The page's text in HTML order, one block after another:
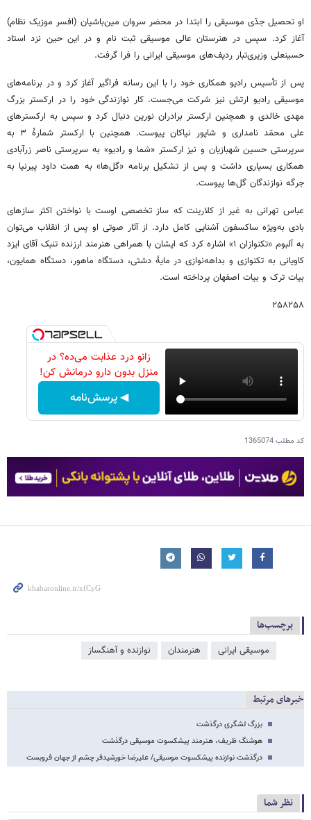
او تحصیل جدّی موسیقی را ابتدا در محضر سروان مین‌باشیان (افسر موزیک نظام)
آغاز کرد. سپس در هنرستان عالی موسیقی ثبت نام و در این حین نزد استاد
حسینعلی وزیری‌تبار ردیف‌های موسیقی ایرانی را فرا گرفت.
پس از تأسیس رادیو همکاری خود را با این رسانه فراگیر آغاز کرد و در برنامه‌های
موسیقی رادیو ارتش نیز شرکت می‌جست. کار نوازندگی خود را در ارکستر بزرگ
مهدی خالدی و همچنین ارکستر برادران نورین دنبال کرد و سپس به ارکسترهای
علی محمّد نامداری و شاپور نیاکان پیوست. همچنین با ارکستر شمارۀ ۳ به
سرپرستی حسین شهبازیان و نیز ارکستر «شما و رادیو» به سرپرستی ناصر زرآبادی
همکاری بسیاری داشت و پس از تشکیل برنامه «گل‌ها» به همت داود پیرنیا به
جرگه نوازندگان گل‌ها پیوست.
عباس تهرانی به غیر از کلارینت که ساز تخصصی اوست با نواختن اکثر سازهای
بادی به‌ویژه ساکسفون آشنایی کامل دارد. از آثار صوتی او پس از انقلاب می‌توان
به آلبوم «تکنوازان ۱» اشاره کرد که ایشان با همراهی هنرمند ارزنده تنبک آقای ایزد
کاویانی به تکنوازی و بداهه‌نوازی در مایۀ دشتی، دستگاه ماهور، دستگاه همایون،
بیات ترک و بیات اصفهان پرداخته است.
۲۵۸۲۵۸
زانو درد عذابت می‌ده؟ در
منزل بدون دارو درمانش کن!
◀ پرسش‌نامه
کد مطلب1365074
برچسب‌ها
موسیقی ایرانی هنرمندان نوازنده و آهنگساز
خبرهای مرتبط
بزرگ لشگری درگذشت
هوشنگ ظریف، هنرمند پیشکسوت موسیقی درگذشت
درگذشت نوازنده پیشکسوت موسیقی/ علیرضا خورشیدفر چشم از جهان فروبست
نظر شما